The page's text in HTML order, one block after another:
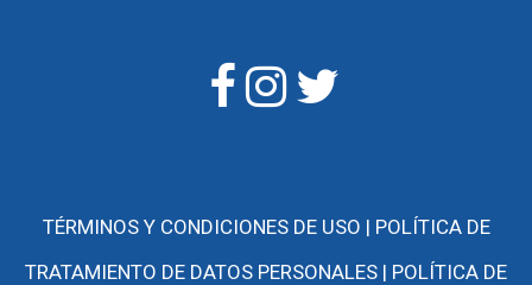
TÉRMINOS Y CONDICIONES DE USO | POLÍTICA DE
TRATAMIENTO DE DATOS PERSONALES | POLÍTICA DE